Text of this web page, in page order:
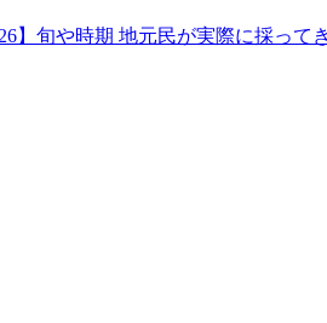
】旬や時期 地元民が実際に採って